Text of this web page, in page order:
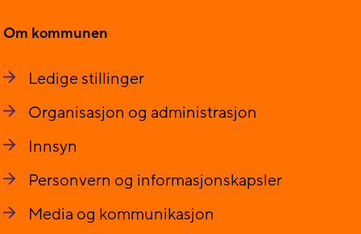
Om kommunen
Ledige stillinger
Organisasjon og administrasjon
Innsyn
Personvern og informasjonskapsler
Media og kommunikasjon